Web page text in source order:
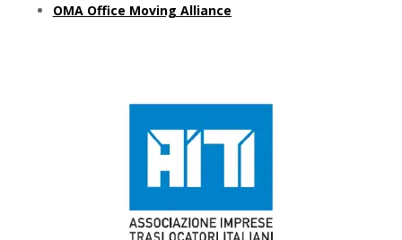
OMA Office Moving Alliance